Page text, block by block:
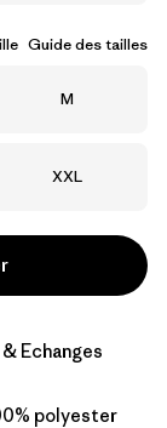
Guide des tailles
Taille
M
Taille
XXL
Echanges
polyester